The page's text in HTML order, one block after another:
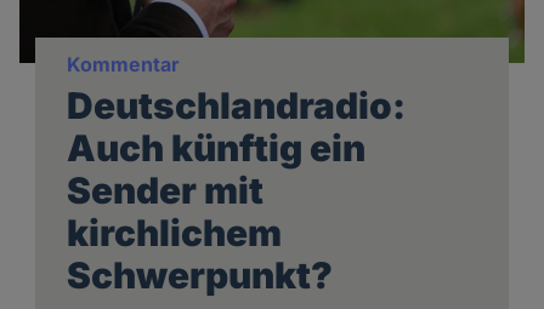
Kommentar
Deutschlandradio:
Auch künftig ein
Sender mit
kirchlichem
Schwerpunkt?